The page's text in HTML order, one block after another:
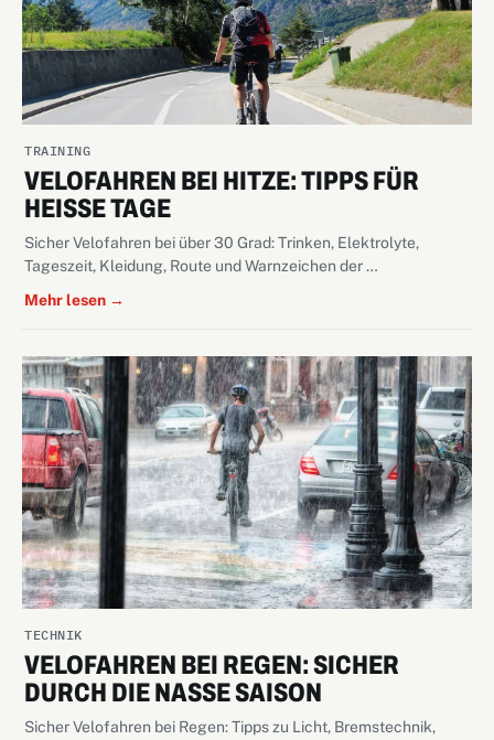
TRAINING
VELOFAHREN BEI HITZE: TIPPS FÜR
HEISSE TAGE
Sicher Velofahren bei über 30 Grad: Trinken, Elektrolyte,
Tageszeit, Kleidung, Route und Warnzeichen der …
Mehr lesen →
TECHNIK
VELOFAHREN BEI REGEN: SICHER
DURCH DIE NASSE SAISON
Sicher Velofahren bei Regen: Tipps zu Licht, Bremstechnik,